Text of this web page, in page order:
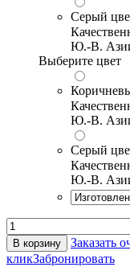
Серый
Ю.-В.
Выберите цвет
Ю.-В.
Серый
Ю.-В.
В корзину Заказать
кликЗабронировать